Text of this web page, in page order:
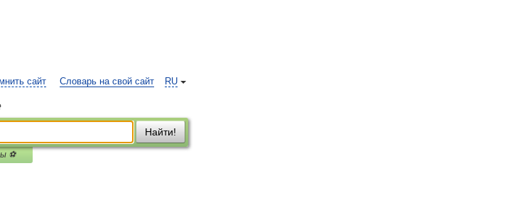
RU
сайт Словарь на свой сайт
Найти!
⚽